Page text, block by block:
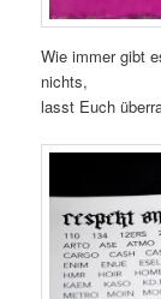
Wie immer gibt
nichts,
lasst Euch